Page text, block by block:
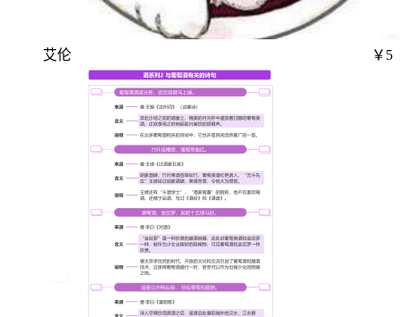
艾伦 ￥5